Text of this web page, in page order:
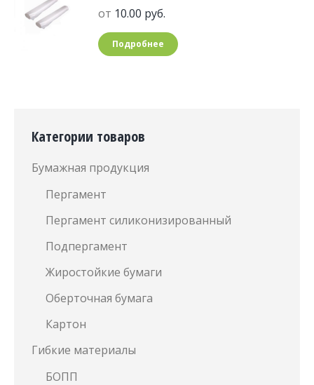
от 10.00 руб.
Подробнее
Категории товаров
Бумажная продукция
Пергамент
Пергамент силиконизированный
Подпергамент
Жиростойкие бумаги
Оберточная бумага
Картон
Гибкие материалы
БОПП